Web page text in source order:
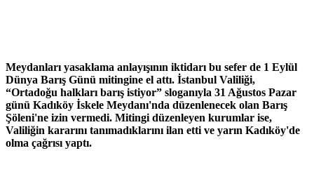
Meydanları yasaklama anlayışının iktidarı bu sefer de 1 Eylül
Dünya Barış Günü mitingine el attı. İstanbul Valiliği,
“Ortadoğu halkları barış istiyor” sloganıyla 31 Ağustos Pazar
günü Kadıköy İskele Meydanı'nda düzenlenecek olan Barış
Şöleni'ne izin vermedi. Mitingi düzenleyen kurumlar ise,
Valiliğin kararını tanımadıklarını ilan etti ve yarın Kadıköy'de
olma çağrısı yaptı.